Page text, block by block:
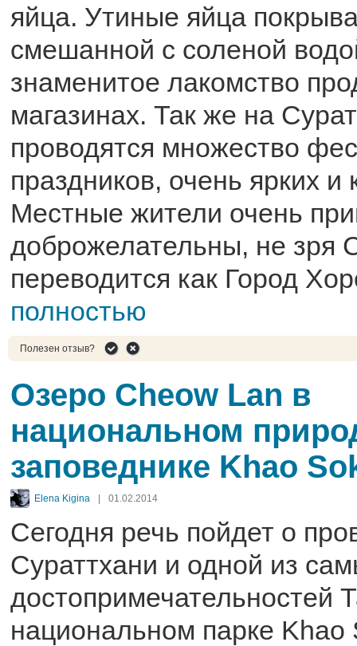
яйца. Утиные яйца
смешанной с соленой
знаменитое лакомство
магазинах. Так же на
проводятся множество
праздников, очень ярких и
Местные жители очень
доброжелательны, не зря
переводится как Город
полностью
Полезен отзыв?
Озеро Cheow Lan в
национальном
заповеднике Khao
Elena Kigina | 01.02.2014
Сегодня речь пойдет о
Сураттхани и одной из
достопримечательностей
национальном парке Khao